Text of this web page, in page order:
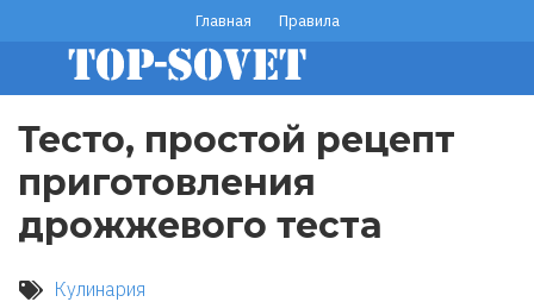
основному
содержанию
footer
menu
Главная Правила
Тесто, простой рецепт
приготовления
дрожжевого теста
Кулинария